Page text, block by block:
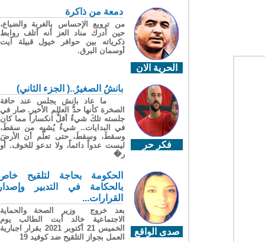
الحرية الان
دمعة من ذاكرة
من ترويع الإحساس بالغربة والضياع،
حين أدرك مناد العز أنه أتلف روابط
ذكرياته بين حوافر خيول قبيلة آيت
أوسمان البرق.
فكر حر
بانشُ الصغيرُ..( الجزء الثاني)
ما عاد بانش يجلس عند حافة
الصخرة كأنها حدُّ العالم الأخير. صار في
جلسته تلكَ شيءٌ أقلُّ انكساراً مما كان
في البدايات.. شيءٌ يُشبِه من سقطَ،
وسقطَ، وسقطَ، حتى تعلّم أن الأرضَ
ليست عدواً دائماً، ولا تدعو للخوف. أو
ر�
صدى الواقع
الحكومة بحاجة لتلقيح خاص
بالحكامة في التدبير وإصدار
القرارات...
بعد خروج وزير الصحة والحماية
الاجتماعية خالد أبت الطالب يوم
الخميس 21 أكتوبر 2021 بقرار اجبارية
العمل بجواز التلقيح ضد كوفيد 19